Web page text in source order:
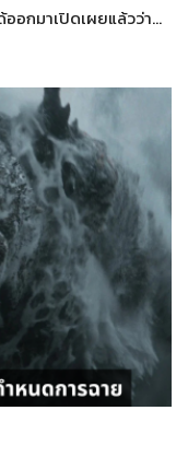
ออกมาเปิดเผยแล้วว่า…